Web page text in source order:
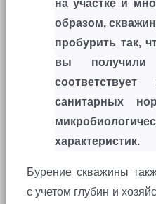
на участке и
образом,
пробурить так,
вы получили
санитарных
характеристик.
Бурение скважины
с учетом глубин и